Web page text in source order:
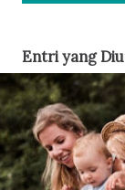
n
g
a
n
Entri yang